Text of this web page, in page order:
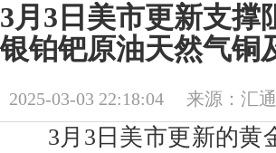
3月3日美市更新支撑
银铂钯原油天然气铜
2025-03-03 22:18:04 来源：汇
3月3日美市更新的黄